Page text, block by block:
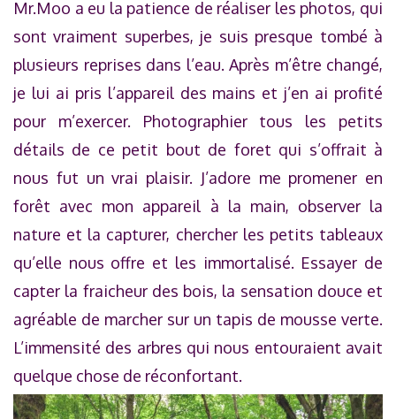
Mr.Moo a eu la patience de réaliser les photos, qui
sont vraiment superbes, je suis presque tombé à
plusieurs reprises dans l’eau. Après m’être changé,
je lui ai pris l’appareil des mains et j’en ai profité
pour m’exercer. Photographier tous les petits
détails de ce petit bout de foret qui s’offrait à
nous fut un vrai plaisir. J’adore me promener en
forêt avec mon appareil à la main, observer la
nature et la capturer, chercher les petits tableaux
qu’elle nous offre et les immortalisé. Essayer de
capter la fraicheur des bois, la sensation douce et
agréable de marcher sur un tapis de mousse verte.
L’immensité des arbres qui nous entouraient avait
quelque chose de réconfortant.